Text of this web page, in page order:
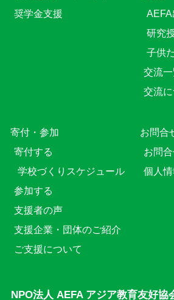
奨学金支援
研究
子供
交流
交流
寄付・参加
寄付する
学校づくりスケジュール
参加する
支援者の声
支援企業・団体のご紹介
ご支援について
お問合
お問
個人
NPO法人 AEFA アジア教育友好協